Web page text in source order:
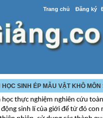
Trang chủ Đăng ký
SINH ÉP MẪU VẬT KHÔ MÔN
học thực nghiệm nghiên cứu
sinh lí của giới để từ đó con